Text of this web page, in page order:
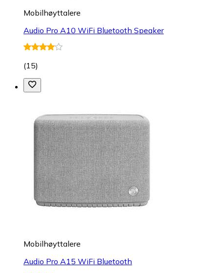
Mobilhøyttalere
Audio Pro A10 WiFi Bluetooth Speaker
(15)
Mobilhøyttalere
Audio Pro A15 WiFi Bluetooth